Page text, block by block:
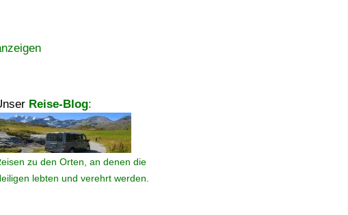
Reise-Blog:
zu den Orten, an denen die
lebten und verehrt werden.